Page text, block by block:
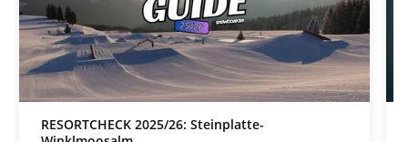
RESORTCHECK 2025/26: Steinplatte-